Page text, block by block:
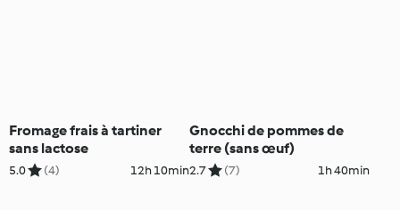
Fromage frais à tartiner
sans lactose
5.0 (4) 12h 10min
Gnocchi de pommes de
terre (sans œuf)
2.7 (7) 1h 40min